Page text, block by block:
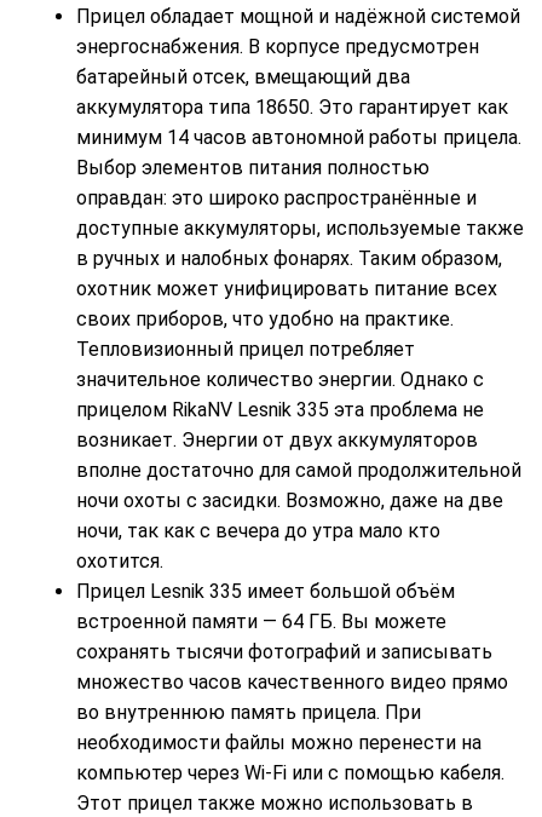
Прицел обладает мощной и надёжной системой
энергоснабжения. В корпусе предусмотрен
батарейный отсек, вмещающий два
аккумулятора типа 18650. Это гарантирует как
минимум 14 часов автономной работы прицела.
Выбор элементов питания полностью
оправдан: это широко распространённые и
доступные аккумуляторы, используемые также
в ручных и налобных фонарях. Таким образом,
охотник может унифицировать питание всех
своих приборов, что удобно на практике.
Тепловизионный прицел потребляет
значительное количество энергии. Однако с
прицелом RikaNV Lesnik 335 эта проблема не
возникает. Энергии от двух аккумуляторов
вполне достаточно для самой продолжительной
ночи охоты с засидки. Возможно, даже на две
ночи, так как с вечера до утра мало кто
охотится.
Прицел Lesnik 335 имеет большой объём
встроенной памяти — 64 ГБ. Вы можете
сохранять тысячи фотографий и записывать
множество часов качественного видео прямо
во внутреннюю память прицела. При
необходимости файлы можно перенести на
компьютер через Wi-Fi или с помощью кабеля.
Этот прицел также можно использовать в